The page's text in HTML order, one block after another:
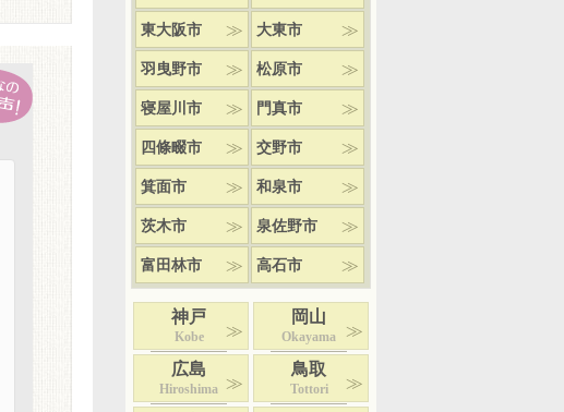
東大阪市 大東市
羽曳野市 松原市
寝屋川市 門真市
四條畷市 交野市
箕面市 和泉市
茨木市 泉佐野市
富田林市 高石市
神戸
Kobe
岡山
Okayama
広島
Hiroshima
鳥取
Tottori